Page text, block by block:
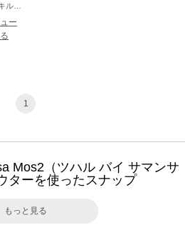
ー
1
Mos2（ツハル バイ サマンサ
ターを使ったスナップ
もっと見る